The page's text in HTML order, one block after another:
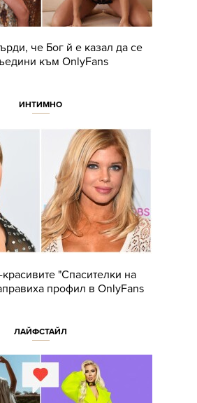
че Бог й е казал да се
към OnlyFans
ИНТИМНО
"Спасителки на
профил в OnlyFans
ЛАЙФСТАЙЛ